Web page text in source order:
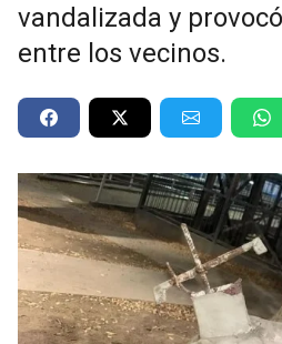
vandalizada y
entre los vecinos.